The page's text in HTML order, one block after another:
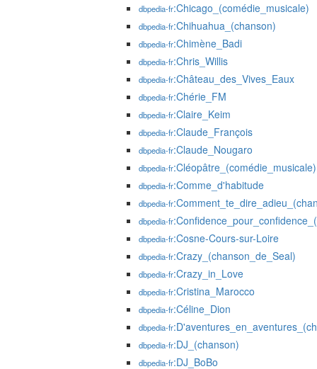
dbpedia-fr:Chicago_(comédie_musicale)
dbpedia-fr:Chihuahua_(chanson)
dbpedia-fr:Chimène_Badi
dbpedia-fr:Chris_Willis
dbpedia-fr:Château_des_Vives_Eaux
dbpedia-fr:Chérie_FM
dbpedia-fr:Claire_Keim
dbpedia-fr:Claude_François
dbpedia-fr:Claude_Nougaro
dbpedia-fr:Cléopâtre_(comédie_musicale)
dbpedia-fr:Comme_d'habitude
dbpedia-fr
dbpedia-fr
dbpedia-fr:Cosne-Cours-sur-Loire
dbpedia-fr:Crazy_(chanson_de_Seal)
dbpedia-fr:Crazy_in_Love
dbpedia-fr:Cristina_Marocco
dbpedia-fr:Céline_Dion
dbpedia-fr
dbpedia-fr:DJ_(chanson)
dbpedia-fr:DJ_BoBo